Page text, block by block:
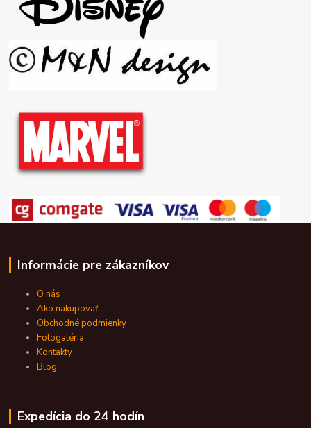
Informácie pre zákazníkov
O nás
Ako nakupovať
Obchodné podmienky
Fotogaléria
Kontakty
Blog
Expedícia do 24 hodín